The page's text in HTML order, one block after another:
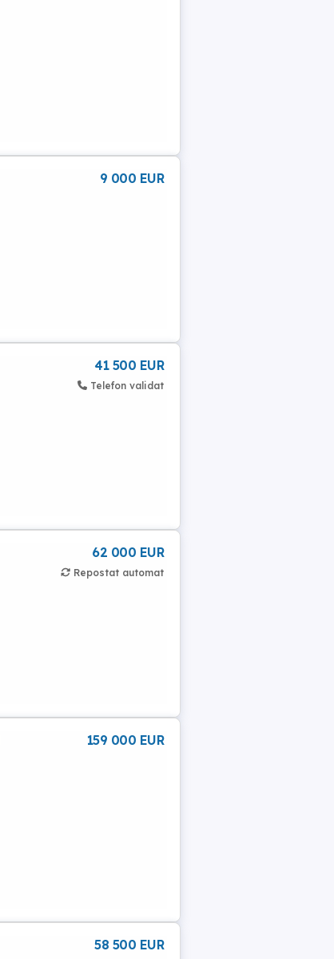
9 000 EUR
41 500 EUR
Telefon validat
62 000 EUR
Repostat automat
159 000 EUR
58 500 EUR